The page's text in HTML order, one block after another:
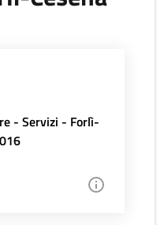
- Servizi - Forlì-